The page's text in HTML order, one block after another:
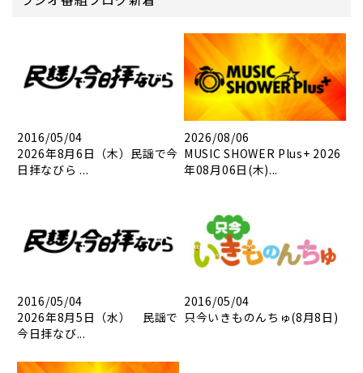
2016/05/04
2026年8月6日（木）民謡で今
日拝なびら ...
2026/08/06
MUSIC SHOWER Plus+ 2026
年08月06日(木)...
2016/05/04
2026年8月5日（水） 民謡で
今日拝なび...
2016/05/04
只今いきものんちゅ(8月8日)